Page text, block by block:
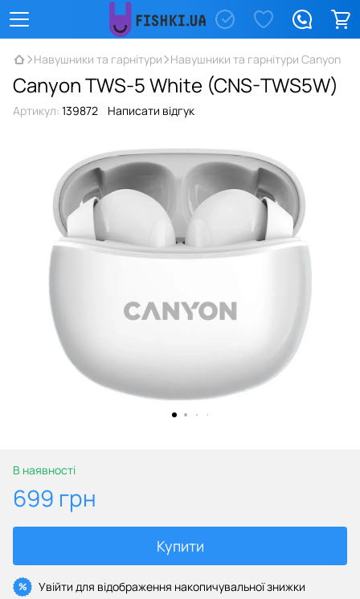
Навушники та гарнітури Навушники та гарнітури Canyon
Canyon TWS-5 White (CNS-TWS5W)
Артикул: 139872 Написати відгук
В наявності
699 грн
Купити
% Увійти для відображення накопичувальної знижки